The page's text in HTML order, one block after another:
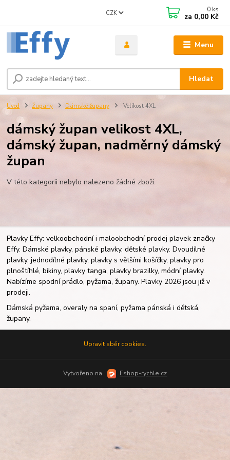
Menu
CZK
Hledat
0 ks
za 0,00 Kč
Úvod Župany Dámské župany Velikost 4XL
dámský župan velikost 4XL,
dámský župan, nadměrný dámský
župan
V této kategorii nebylo nalezeno žádné zboží.
Plavky Effy: velkoobchodní i maloobchodní prodej plavek značky
Effy. Dámské plavky, pánské plavky, dětské plavky. Dvoudílné
plavky, jednodílné plavky, plavky s většími košíčky, plavky pro
plnoštíhlé, bikiny, plavky tanga, plavky brazilky, módní plavky.
Nabízíme spodní prádlo, pyžama, župany. Plavky 2026 jsou již v
prodeji.
Dámská pyžama, overaly na spaní, pyžama pánská i dětská,
župany.
Upravit sběr cookies.
Vytvořeno na Eshop-rychle.cz